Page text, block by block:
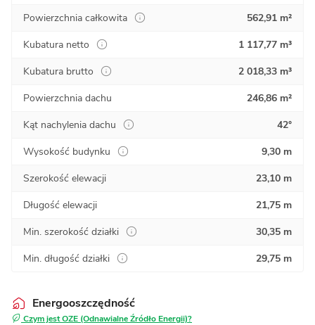
Powierzchnia całkowita
562,91 m²
Kubatura netto
1 117,77 m³
Kubatura brutto
2 018,33 m³
Powierzchnia dachu
246,86 m²
Kąt nachylenia dachu
42°
Wysokość budynku
9,30 m
Szerokość elewacji
23,10 m
Długość elewacji
21,75 m
Min. szerokość działki
30,35 m
Min. długość działki
29,75 m
Energooszczędność
Czym jest OZE (Odnawialne Źródło Energii)?